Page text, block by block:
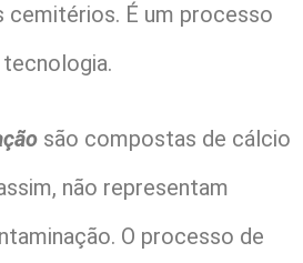
cemitérios. É um processo
são compostas de cálcio
não representam
O processo de